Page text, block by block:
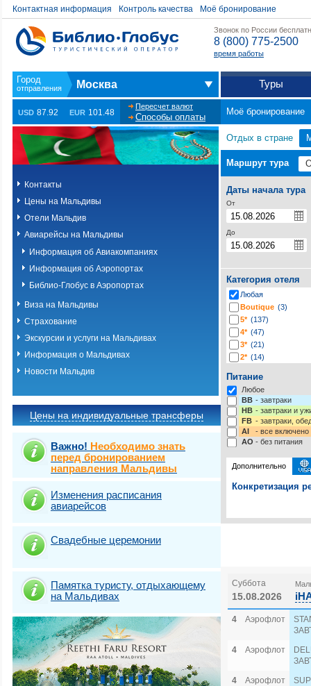
Контактная информация Контроль качества Моё бронирование
Звонок по России
8 (800) 775-2500
время работы
Москва Туры
USD 87.92 EUR 101.48
Пересчет валют
Способы оплаты
Моё бронирование
Контакты
Цены на Мальдивы
Отели Мальдив
Авиарейсы на Мальдивы
Информация об Авиакомпаниях
Информация об Аэропортах
Библио-Глобус в Аэропортах
Виза на Мальдивы
Страхование
Экскурсии и услуги на Мальдивах
Информация о Мальдивах
Новости Мальдив
Цены на индивидуальные трансферы
Важно! Необходимо знать
перед бронированием
направления Мальдивы
Изменения расписания
авиарейсов
Свадебные церемонии
Памятка туристу, отдыхающему
на Мальдивах
Отдых в стране
Маршрут тура
Даты начала тура
От
До
Категория отеля
Любая
Boutique (3)
5* (137)
4* (47)
3* (21)
2* (14)
Питание
Любое
BB - завтраки
HB - завтраки и
FB - завтраки,
AI
- все включено
AO - без питания
Дополнительно
Конкретизация
Суббота
15.08.2026
4 Аэрофлот
4
Аэрофлот
4
Аэрофлот